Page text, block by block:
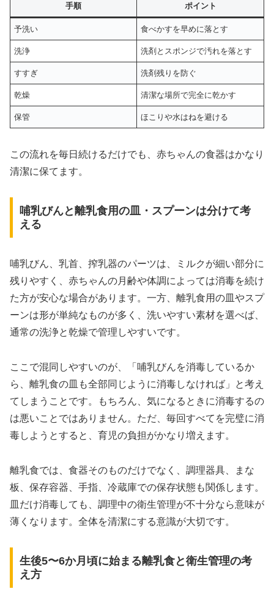
手順 ポイント
予洗い 食べかすを早めに落とす
洗浄 洗剤とスポンジで汚れを落とす
すすぎ 洗剤残りを防ぐ
乾燥 清潔な場所で完全に乾かす
保管 ほこりや水はねを避ける
この流れを毎日続けるだけでも、赤ちゃんの食器はかなり
清潔に保てます。
哺乳びんと離乳食用の皿・スプーンは分けて考
える
哺乳びん、乳首、搾乳器のパーツは、ミルクが細い部分に
残りやすく、赤ちゃんの月齢や体調によっては消毒を続け
た方が安心な場合があります。一方、離乳食用の皿やスプ
ーンは形が単純なものが多く、洗いやすい素材を選べば、
通常の洗浄と乾燥で管理しやすいです。
ここで混同しやすいのが、「哺乳びんを消毒しているか
ら、離乳食の皿も全部同じように消毒しなければ」と考え
てしまうことです。もちろん、気になるときに消毒するの
は悪いことではありません。ただ、毎回すべてを完璧に消
毒しようとすると、育児の負担がかなり増えます。
離乳食では、食器そのものだけでなく、調理器具、まな
板、保存容器、手指、冷蔵庫での保存状態も関係します。
皿だけ消毒しても、調理中の衛生管理が不十分なら意味が
薄くなります。全体を清潔にする意識が大切です。
生後5〜6か月頃に始まる離乳食と衛生管理の考
え方